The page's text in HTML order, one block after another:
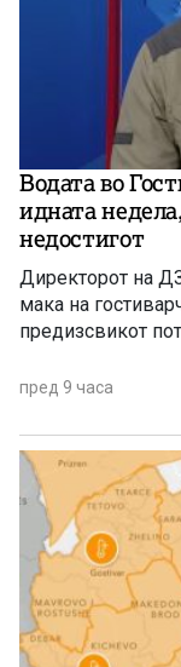
Водата во
идната
недостигот
Директорот на
мака на
предизсвикот
пред 9 часа